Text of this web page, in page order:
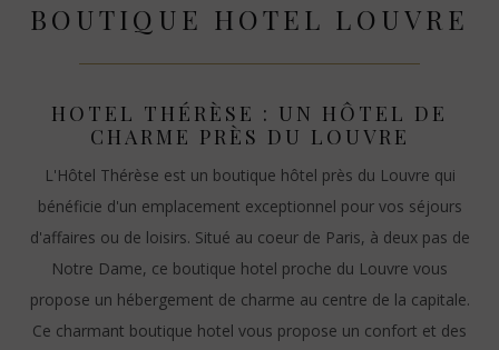
BOUTIQUE HOTEL LOUVRE
HOTEL THÉRÈSE : UN HÔTEL DE
CHARME PRÈS DU LOUVRE
L'Hôtel Thérèse est un boutique hôtel près du Louvre qui
bénéficie d'un emplacement exceptionnel pour vos séjours
d'affaires ou de loisirs. Situé au coeur de Paris, à deux pas de
Notre Dame, ce boutique hotel proche du Louvre vous
propose un hébergement de charme au centre de la capitale.
Ce charmant boutique hotel vous propose un confort et des